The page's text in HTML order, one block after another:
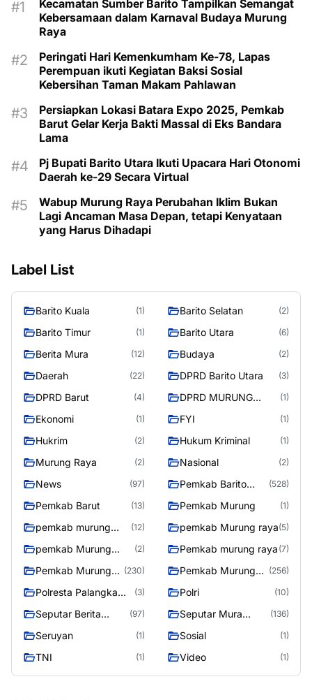
Kecamatan Sumber Barito Tampilkan Semangat
Kebersamaan dalam Karnaval Budaya Murung
Raya
Peringati Hari Kemenkumham Ke-78, Lapas
Perempuan ikuti Kegiatan Baksi Sosial
Kebersihan Taman Makam Pahlawan
Persiapkan Lokasi Batara Expo 2025, Pemkab
Barut Gelar Kerja Bakti Massal di Eks Bandara
Lama
Pj Bupati Barito Utara Ikuti Upacara Hari Otonomi
Daerah ke-29 Secara Virtual
Wabup Murung Raya Perubahan Iklim Bukan
Lagi Ancaman Masa Depan, tetapi Kenyataan
yang Harus Dihadapi
Label List
Barito Kuala (1) Barito Selatan (2)
Barito Timur (1) Barito Utara (6)
Berita Mura (12) Budaya (2)
Daerah (22) DPRD Barito Utara (3)
DPRD Barut (4)
DPRD MURUNG
(1)
Ekonomi (1) FYI (1)
Hukrim (2) Hukum Kriminal (1)
Murung Raya (2) Nasional (2)
News (97)
Pemkab Barito
(528)
Pemkab Barut (13) Pemkab Murung (1)
pemkab murung
(12) pemkab Murung raya(5)
pemkab Murung
(2) Pemkab murung raya (7)
Pemkab Murung
(230)
Pemkab Murung
(256)
Polresta Palangka
(3) Polri (10)
Seputar Berita
(97)
Seputar Mura
(136)
Seruyan (1) Sosial (1)
TNI (1) Video (1)